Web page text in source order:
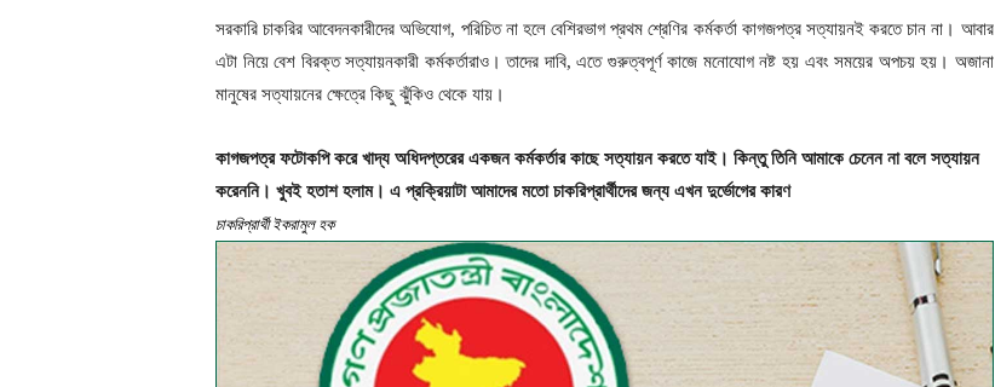
সরকারি চাকরির আবেদনকারীদের অভিযোগ, পরিচিত না হলে বেশিরভাগ প্রথম শ্রেণির কর্মকর্তা কাগজপত্র সত্যায়নই করতে চান না। আবার
এটা নিয়ে বেশ বিরক্ত সত্যায়নকারী কর্মকর্তারাও। তাদের দাবি, এতে গুরুত্বপূর্ণ কাজে মনোযোগ নষ্ট হয় এবং সময়ের অপচয় হয়। অজানা
মানুষের সত্যায়নের ক্ষেত্রে কিছু ঝুঁকিও থেকে যায়।
কাগজপত্র ফটোকপি করে খাদ্য অধিদপ্তরের একজন কর্মকর্তার কাছে সত্যায়ন করতে যাই। কিন্তু তিনি আমাকে চেনেন না বলে সত্যায়ন
করেননি। খুবই হতাশ হলাম। এ প্রক্রিয়াটা আমাদের মতো চাকরিপ্রার্থীদের জন্য এখন দুর্ভোগের কারণ
চাকরিপ্রার্থী ইকরামুল হক